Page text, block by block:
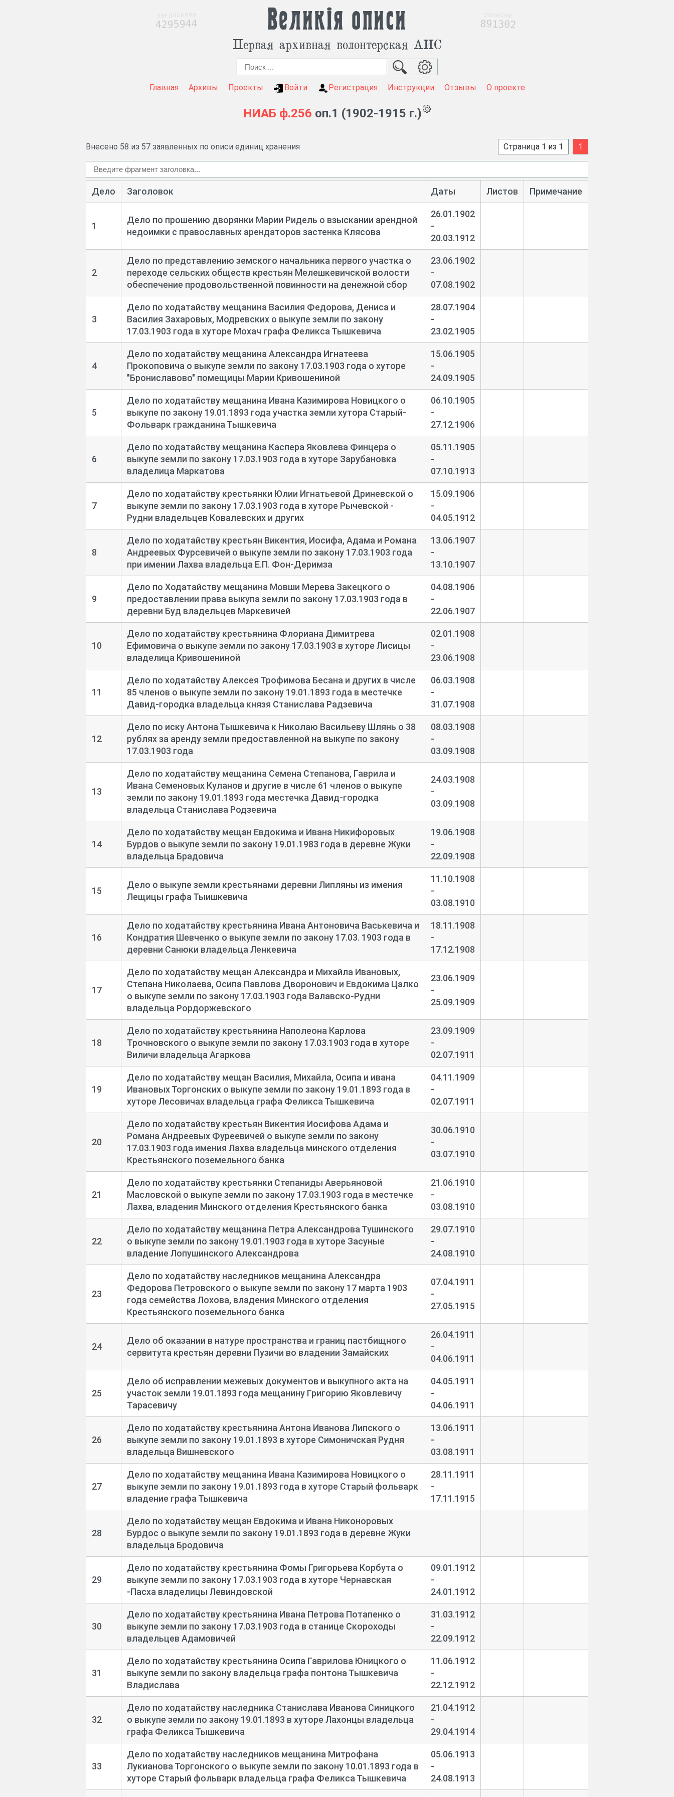
Великія описи
Первая архивная волонтерская АИС
Главная Архивы Проекты Войти Регистрация Инструкции Отзывы О проекте
НИАБ ф.256 оп.1 (1902-1915 г.)
Внесено 58 из 57 заявленных по описи единиц хранения Страница 1 из 1 1
Дело Заголовок Даты Листов Примечание
1
Дело по прошению дворянки Марии Ридель о взыскании арендной
недоимки с православных арендаторов застенка Клясова
26.01.1902
-
20.03.1912
2
Дело по представлению земского начальника первого участка о
переходе сельских обществ крестьян Мелешкевичской волости
обеспечение продовольственной повинности на денежной сбор
23.06.1902
-
07.08.1902
3
Дело по ходатайству мещанина Василия Федорова, Дениса и
Василия Захаровых, Модревских о выкупе земли по закону
17.03.1903 года в хуторе Мохач графа Феликса Тышкевича
28.07.1904
-
23.02.1905
4
Дело по ходатайству мещанина Александра Игнатеева
Прокоповича о выкупе земли по закону 17.03.1903 года о хуторе
"Брониславово" помещицы Марии Кривошениной
15.06.1905
-
24.09.1905
5
Дело по ходатайству мещанина Ивана Казимирова Новицкого о
выкупе по закону 19.01.1893 года участка земли хутора Старый-
Фольварк гражданина Тышкевича
06.10.1905
-
27.12.1906
6
Дело по ходатайству мещанина Каспера Яковлева Финцера о
выкупе земли по закону 17.03.1903 года в хуторе Зарубановка
владелица Маркатова
05.11.1905
-
07.10.1913
7
Дело по ходатайству крестьянки Юлии Игнатьевой Дриневской о
выкупе земли по закону 17.03.1903 года в хуторе Рычевской -
Рудни владельцев Ковалевских и других
15.09.1906
-
04.05.1912
8
Дело по ходатайству крестьян Викентия, Иосифа, Адама и Романа
Андреевых Фурсевичей о выкупе земли по закону 17.03.1903 года
при имении Лахва владельца Е.П. Фон-Деримза
13.06.1907
-
13.10.1907
9
Дело по Ходатайству мещанина Мовши Мерева Закецкого о
предоставлении права выкупа земли по закону 17.03.1903 года в
деревни Буд владельцев Маркевичей
04.08.1906
-
22.06.1907
10
Дело по ходатайству крестьянина Флориана Димитрева
Ефимовича о выкупе земли по закону 17.03.1903 в хуторе Лисицы
владелица Кривошениной
02.01.1908
-
23.06.1908
11
Дело по ходатайству Алексея Трофимова Бесана и других в числе
85 членов о выкупе земли по закону 19.01.1893 года в местечке
Давид-городка владельца князя Станислава Радзевича
06.03.1908
-
31.07.1908
12
Дело по иску Антона Тышкевича к Николаю Васильеву Шлянь о 38
рублях за аренду земли предоставленной на выкупе по закону
17.03.1903 года
08.03.1908
-
03.09.1908
13
Дело по ходатайству мещанина Семена Степанова, Гаврила и
Ивана Семеновых Куланов и другие в числе 61 членов о выкупе
земли по закону 19.01.1893 года местечка Давид-городка
владельца Станислава Родзевича
24.03.1908
-
03.09.1908
14
Дело по ходатайству мещан Евдокима и Ивана Никифоровых
Бурдов о выкупе земли по закону 19.01.1983 года в деревне Жуки
владельца Брадовича
19.06.1908
-
22.09.1908
15
Дело о выкупе земли крестьянами деревни Липляны из имения
Лещицы графа Тыишкевича
11.10.1908
-
03.08.1910
16
Дело по ходатайству крестьянина Ивана Антоновича Васькевича и
Кондратия Шевченко о выкупе земли по закону 17.03. 1903 года в
деревни Санюки владельца Ленкевича
18.11.1908
-
17.12.1908
17
Дело по ходатайству мещан Александра и Михайла Ивановых,
Степана Николаева, Осипа Павлова Дворонович и Евдокима Цалко
о выкупе земли по закону 17.03.1903 года Валавско-Рудни
владельца Рордоржевского
23.06.1909
-
25.09.1909
18
Дело по ходатайству крестьянина Наполеона Карлова
Трочновского о выкупе земли по закону 17.03.1903 года в хуторе
Виличи владельца Агаркова
23.09.1909
-
02.07.1911
19
Дело по ходатайству мещан Василия, Михайла, Осипа и ивана
Ивановых Торгонских о выкупе земли по закону 19.01.1893 года в
хуторе Лесовичах владельца графа Феликса Тышкевича
04.11.1909
-
02.07.1911
20
Дело по ходатайству крестьян Викентия Иосифова Адама и
Романа Андреевых Фуреевичей о выкупе земли по закону
17.03.1903 года имения Лахва владельца минского отделения
Крестьянского поземельного банка
30.06.1910
-
03.07.1910
21
Дело по ходатайству крестьянки Степаниды Аверьяновой
Масловской о выкупе земли по закону 17.03.1903 года в местечке
Лахва, владения Минского отделения Крестьянского банка
21.06.1910
-
03.08.1910
22
Дело по ходатайству мещанина Петра Александрова Тушинского
о выкупе земли по закону 19.01.1903 года в хуторе Засуные
владение Лопушинского Александрова
29.07.1910
-
24.08.1910
23
Дело по ходатайству наследников мещанина Александра
Федорова Петровского о выкупе земли по закону 17 марта 1903
года семейства Лохова, владения Минского отделения
Крестьянского поземельного банка
07.04.1911
-
27.05.1915
24
Дело об оказании в натуре пространства и границ пастбищного
сервитута крестьян деревни Пузичи во владении Замайских
26.04.1911
-
04.06.1911
25
Дело об исправлении межевых документов и выкупного акта на
участок земли 19.01.1893 года мещанину Григорию Яковлевичу
Тарасевичу
04.05.1911
-
04.06.1911
26
Дело по ходатайству крестьянина Антона Иванова Липского о
выкупе земли по закону 19.01.1893 в хуторе Симоничская Рудня
владельца Вишневского
13.06.1911
-
03.08.1911
27
Дело по ходатайству мещанина Ивана Казимирова Новицкого о
выкупе земли по закону 19.01.1893 года в хуторе Старый фольварк
владение графа Тышкевича
28.11.1911
-
17.11.1915
28
Дело по ходатайству мещан Евдокима и Ивана Никоноровых
Бурдос о выкупе земли по закону 19.01.1893 года в деревне Жуки
владельца Бродовича
29
Дело по ходатайству крестьянина Фомы Григорьева Корбута о
выкупе земли по закону 17.03.1903 года в хуторе Чернавская
-Пасха владелицы Левиндовской
09.01.1912
-
24.01.1912
30
Дело по ходатайству крестьянина Ивана Петрова Потапенко о
выкупе земли по закону 17.03.1903 года в станице Скороходы
владельцев Адамовичей
31.03.1912
-
22.09.1912
31
Дело по ходатайству крестьянина Осипа Гаврилова Юницкого о
выкупе земли по закону владельца графа понтона Тышкевича
Владислава
11.06.1912
-
22.12.1912
32
Дело по ходатайству наследника Станислава Иванова Синицкого
о выкупе земли по закону 19.01.1893 в хуторе Лахонцы владельца
графа Феликса Тышкевича
21.04.1912
-
29.04.1914
33
Дело по ходатайству наследников мещанина Митрофана
Лукианова Торгонского о выкупе земли по закону 10.01.1893 года в
хуторе Старый фольварк владельца графа Феликса Тышкевича
05.06.1913
-
24.08.1913
4295944 891302